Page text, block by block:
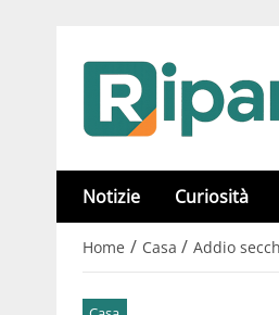
Notizie Curiosità
Home / Casa / Addio